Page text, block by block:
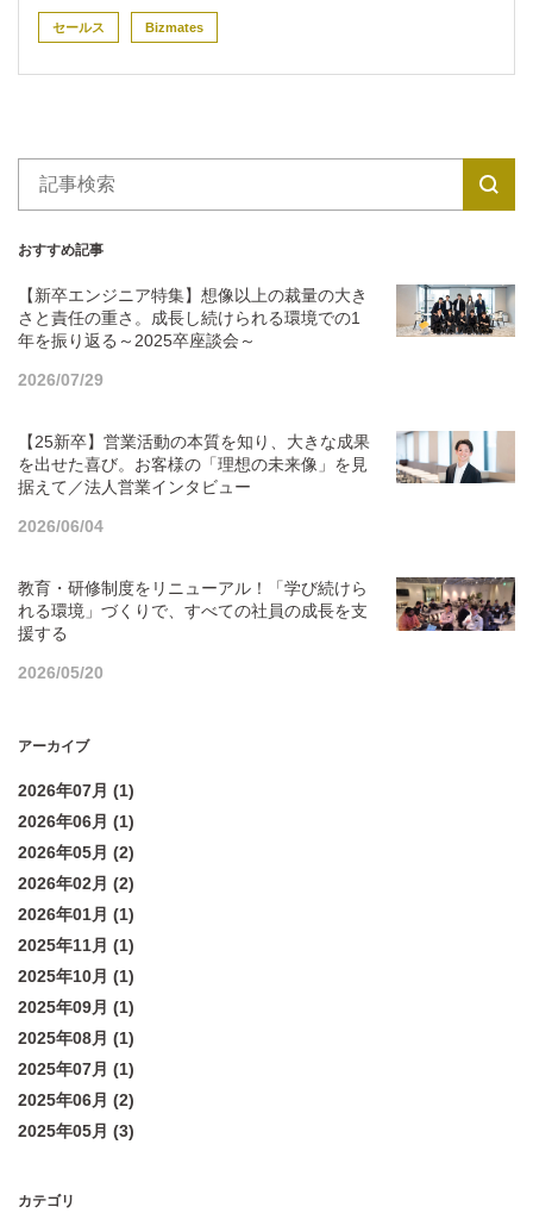
セールス Bizmates
おすすめ記事
【新卒エンジニア特集】想像以上の裁量の大き
さと責任の重さ。成長し続けられる環境での1
年を振り返る～2025卒座談会～
2026/07/29
【25新卒】営業活動の本質を知り、大きな成果
を出せた喜び。お客様の「理想の未来像」を見
据えて／法人営業インタビュー
2026/06/04
教育・研修制度をリニューアル！「学び続けら
れる環境」づくりで、すべての社員の成長を支
援する
2026/05/20
アーカイブ
2026年07月 (1)
2026年06月 (1)
2026年05月 (2)
2026年02月 (2)
2026年01月 (1)
2025年11月 (1)
2025年10月 (1)
2025年09月 (1)
2025年08月 (1)
2025年07月 (1)
2025年06月 (2)
2025年05月 (3)
カテゴリ